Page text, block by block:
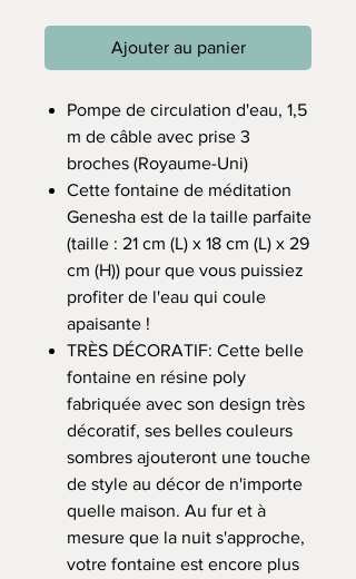
Ajouter au panier
Pompe de circulation d'eau, 1,5
m de câble avec prise 3
broches (Royaume-Uni)
Cette fontaine de méditation
Genesha est de la taille parfaite
(taille : 21 cm (L) x 18 cm (L) x 29
cm (H)) pour que vous puissiez
profiter de l'eau qui coule
apaisante !
TRÈS DÉCORATIF: Cette belle
fontaine en résine poly
fabriquée avec son design très
décoratif, ses belles couleurs
sombres ajouteront une touche
de style au décor de n'importe
quelle maison. Au fur et à
mesure que la nuit s'approche,
votre fontaine est encore plus